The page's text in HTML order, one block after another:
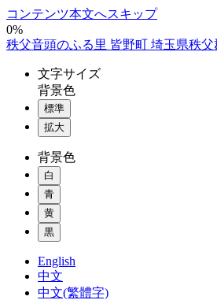
コンテンツ本文へスキップ
0%
秩父音頭のふる里 皆野町 埼玉県秩
文字サイズ
背景色
標準
拡大
背景色
白
青
黄
黒
English
中文
中文(繁體字)